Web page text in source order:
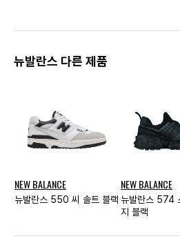
뉴발란스 다른 제품
NEW BALANCE
뉴발란스 550 씨 솔트 블랙
NEW BALANCE
뉴발란스 574
지 블랙